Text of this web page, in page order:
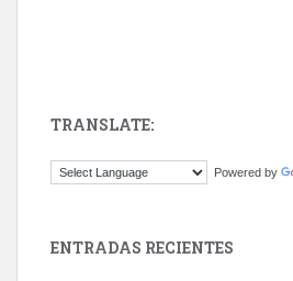
El ayuntamiento se va a llevar a Los
TRANSLATE:
Powered by
ENTRADAS RECIENTES